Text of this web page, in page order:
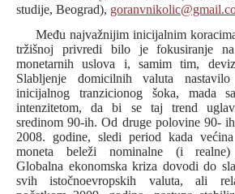
studije, Beograd),
Među najvažnijim inicijalnim
tržišnoj privredi bilo je fokusiranje na
monetarnih uslova i, samim tim,
Slabljenje domicilnih valuta
inicijalnog tranzicionog šoka, mada
intenzitetom, da bi se taj trend
sredinom 90-ih. Od druge polovine 90-
2008. godine, sledi period kada većina
moneta beleži nominalne (i realne)
Globalna ekonomska kriza dovodi do
svih istočnoevropskih valuta, ali